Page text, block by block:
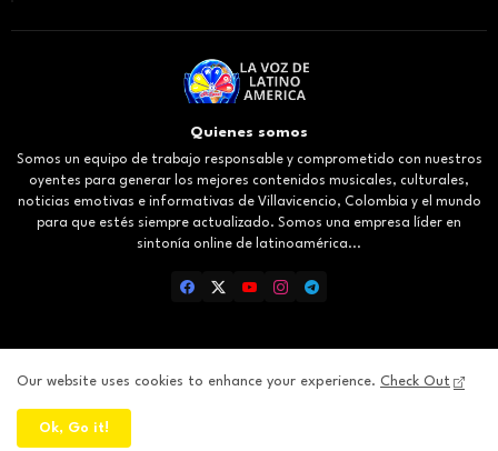
Quienes somos
Somos un equipo de trabajo responsable y comprometido con nuestros
oyentes para generar los mejores contenidos musicales, culturales,
noticias emotivas e informativas de Villavicencio, Colombia y el mundo
para que estés siempre actualizado. Somos una empresa líder en
sintonía online de latinoamérica...
Inicio About Contact us Privacy Policy
Our website uses cookies to enhance your experience. Check Out
Ok, Go it!